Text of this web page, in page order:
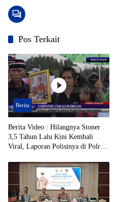
Pos Terkait
Berita
Berita Video : Hilangnya Stoner
3,5 Tahun Lalu Kini Kembali
Viral, Laporan Polisinya di Polres